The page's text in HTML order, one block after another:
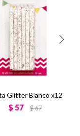
Glitter Blanco x12
$ 57 $67